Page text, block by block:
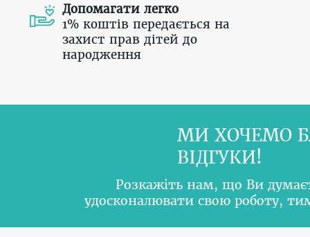
Допомагати легко
1% коштів передається на
захист прав дітей до
народження
МИ ХОЧЕМО
ВІДГУКИ!
Розкажіть нам, що Ви
удосконалювати свою роботу,